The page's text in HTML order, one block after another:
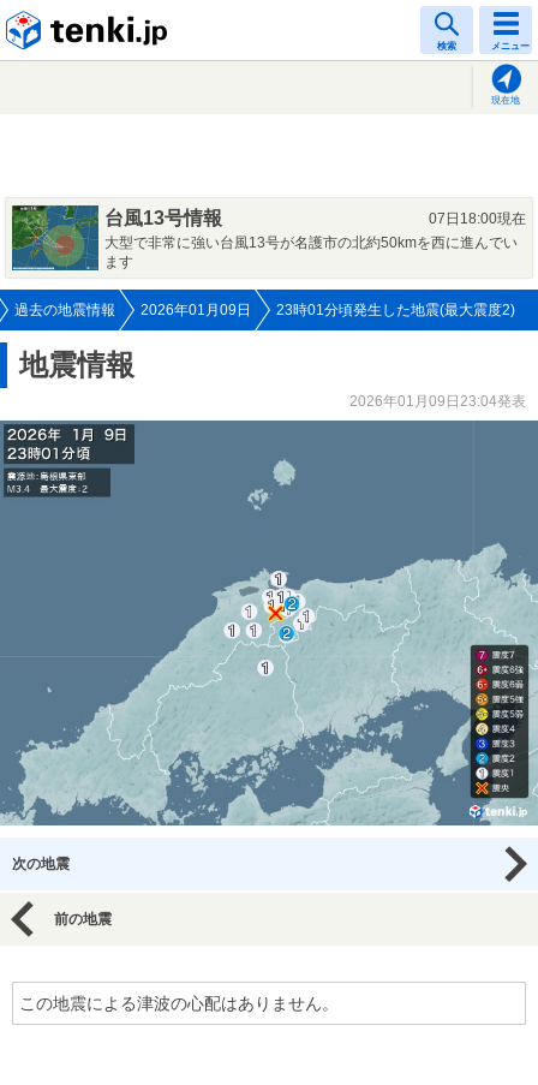
検索 メニュー
現在地
台風13号情報
07日18:00現在
大型で非常に強い台風13号が名護市の北約50kmを西に進んでい
ます
過去の地震情報 2026年01月09日 23時01分頃発生した地震(最大震度2)
地震情報
2026年01月09日23:04発表
次の地震
前の地震
この地震による津波の心配はありません。